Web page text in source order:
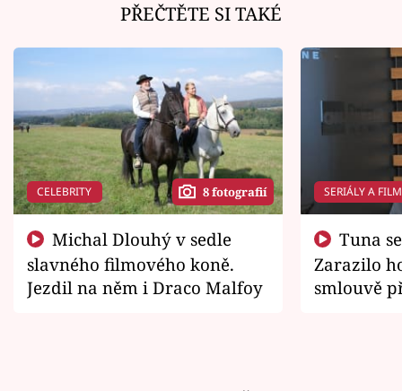
PŘEČTĚTE SI TAKÉ
CELEBRITY 8 fotografií
slavného filmového koně.
Jezdil na něm i Draco Malfoy
SERIÁLY A
Zarazilo
smlouvě